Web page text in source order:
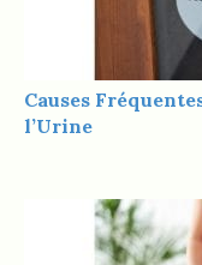
Causes
l’Urine